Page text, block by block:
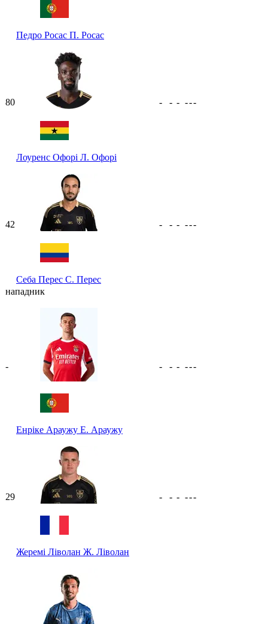
Педро Росас П. Росас
80
Лоуренс Офорі Л. Офорі
- - - ---
42
Себа Перес С. Перес
- - - ---
нападник
-
Енріке Араужу Е. Араужу
- - - ---
29
Жеремі Ліволан Ж. Ліволан
- - - ---